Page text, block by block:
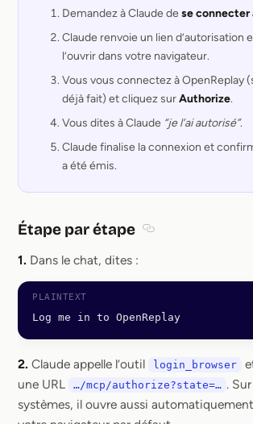
Demandez à Claude de se connecter
Claude renvoie un lien d’autorisation
l’ouvrir dans votre navigateur.
Vous vous connectez à OpenReplay
déjà fait) et cliquez surAuthorize.
Vous dites à Claude “je l’ai autorisé”.
Claude finalise la connexion et
a été émis.
Étape par étape
1. Dans le chat, dites :
Log me in to OpenReplay
2. Claude appelle l’outil login_browser
une URL
…/mcp/authorize?state=… .
systèmes, il ouvre aussi